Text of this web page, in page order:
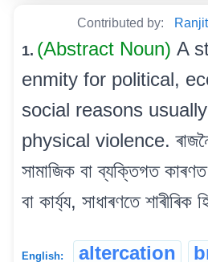
Contributed by:
1. (Abstract Noun) A
enmity for political,
social reasons
physical violence.
সামাজিক বা ব্যক্তিগত
বা কাৰ্য্য, সাধাৰণতে শাৰীৰিক
English: altercation